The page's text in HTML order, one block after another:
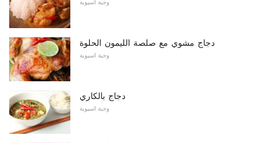
وجبة اسيوية
دجاج مشوي مع صلصة الليمون الحلوة
وجبة اسيوية
دجاج بالكاري
وجبة اسيوية